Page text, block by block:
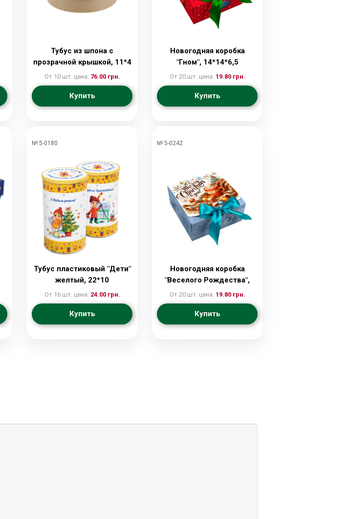
Тубус из шпона с
прозрачной крышкой, 11*4
От 10 шт. цена: 76.00 грн.
Купить
Новогодняя коробка
"Гном", 14*14*6,5
От 20 шт. цена: 19.80 грн.
Купить
№ 5-0180
Тубус пластиковый "Дети"
желтый, 22*10
От 16 шт. цена: 24.00 грн.
Купить
№ 5-0242
Новогодняя коробка
"Веселого Рождества",
14*14*6,5
От 20 шт. цена: 19.80 грн.
Купить